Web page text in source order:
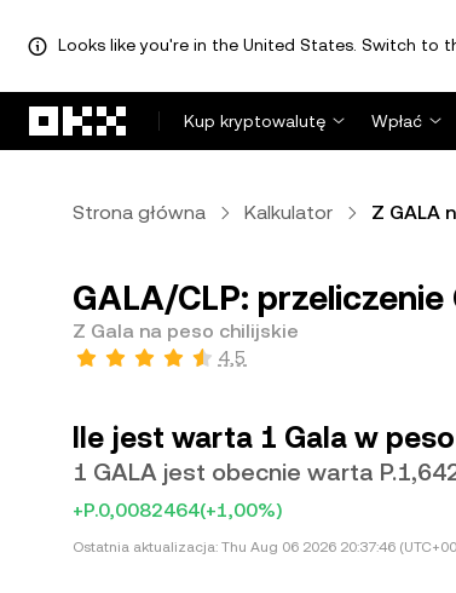
Looks like you're in the United States. Switch to
Kup kryptowalutę
Wpłać
Strona główna Kalkulator Z GALA
GALA/CLP:
Z Gala na peso chilijskie
4,5
Ile jest warta 1 Gala w
1 GALA jest obecnie warta
+P.0,0082464(+1,00%)
Ostatnia aktualizacja: Thu Aug 06 2026 20:37:46